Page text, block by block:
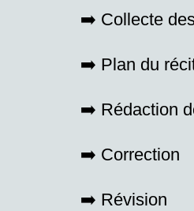
➡️ Collecte
➡️ Plan du
➡️ Rédaction
➡️ Correction
➡️ Révision